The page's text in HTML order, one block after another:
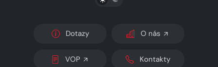
Dotazy O nás
VOP Kontakty